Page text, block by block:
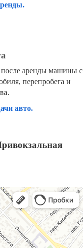
после аренды машины с
перепробега и
авто.